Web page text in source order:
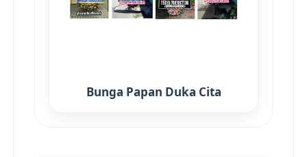
Bunga Papan Duka Cita